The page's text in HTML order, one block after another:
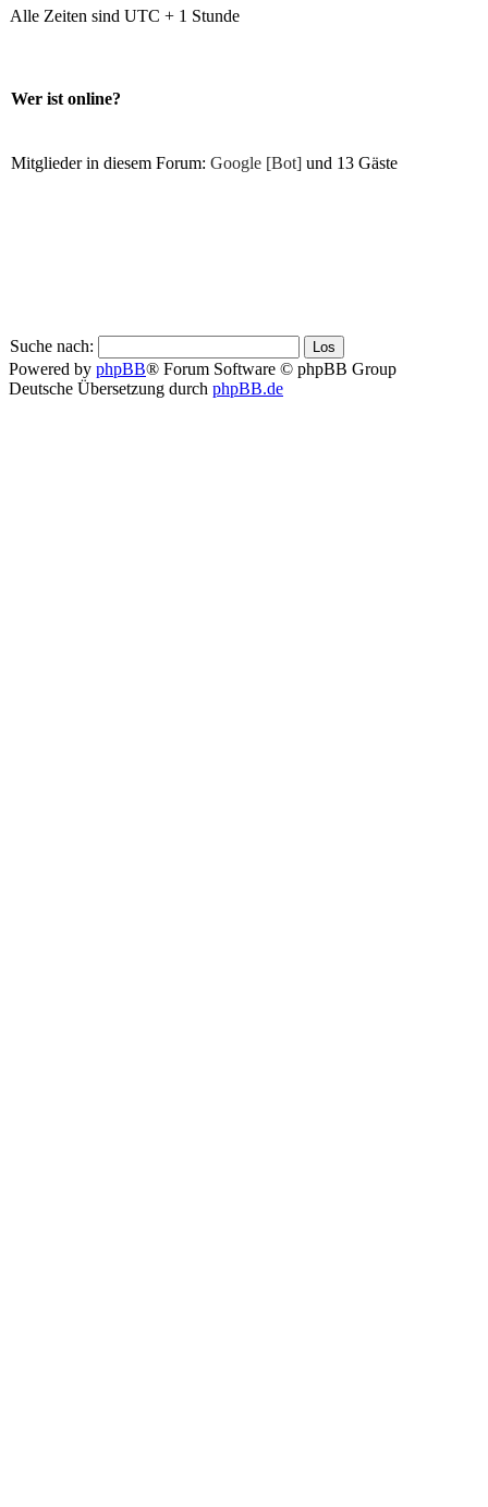
Alle Zeiten sind UTC + 1 Stunde
Wer ist online?
Mitglieder in diesem Forum: Google [Bot] und 13 Gäste
Suche nach:
Powered by phpBB® Forum Software © phpBB Group
Deutsche Übersetzung durch phpBB.de